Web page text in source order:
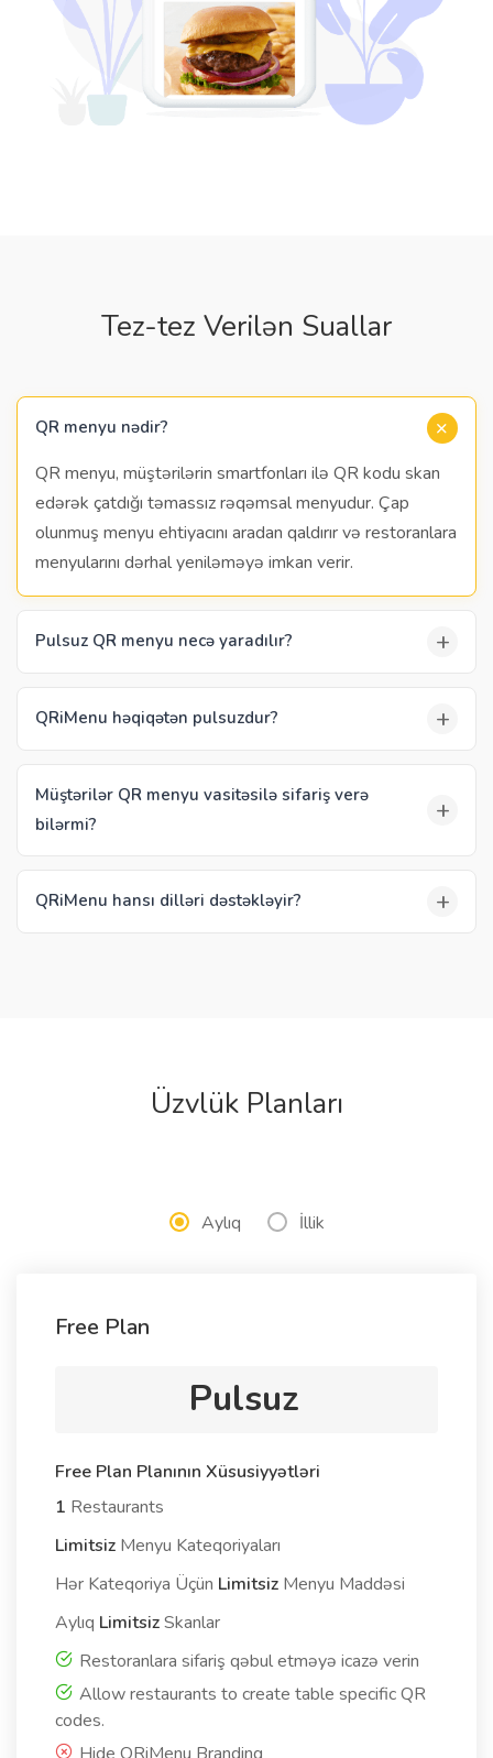
Tez-tez Verilən Suallar
QR menyu nədir? +
QR menyu, müştərilərin smartfonları ilə QR kodu skan
edərək çatdığı təmassız rəqəmsal menyudur. Çap
olunmuş menyu ehtiyacını aradan qaldırır və restoranlara
menyularını dərhal yeniləməyə imkan verir.
Pulsuz QR menyu necə yaradılır? +
QRiMenu həqiqətən pulsuzdur? +
Müştərilər QR menyu vasitəsilə sifariş verə
bilərmi?
+
QRiMenu hansı dilləri dəstəkləyir? +
Üzvlük Planları
Aylıq İllik
Free Plan
Pulsuz
Free Plan Planının Xüsusiyyətləri
1 Restaurants
Limitsiz Menyu Kateqoriyaları
Hər Kateqoriya Üçün Limitsiz Menyu Maddəsi
Aylıq LimitsizSkanlar
Restoranlara sifariş qəbul etməyə icazə verin
Allow restaurants to create table specific QR
codes.